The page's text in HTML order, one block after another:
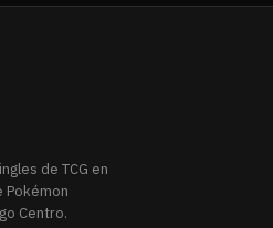
de TCG en
Pokémon
Centro.